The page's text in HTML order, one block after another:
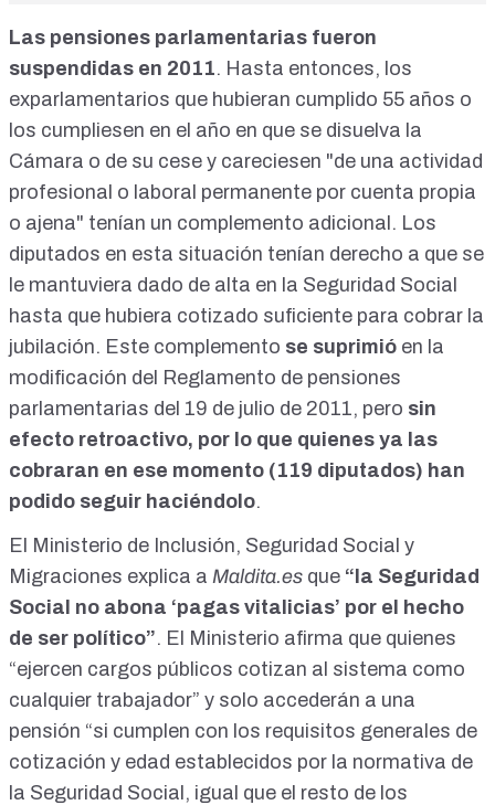
Las pensiones parlamentarias fueron
suspendidas en 2011. Hasta entonces, los
exparlamentarios que hubieran cumplido 55 años o
los cumpliesen en el año en que se disuelva la
Cámara o de su cese y careciesen "de una actividad
profesional o laboral permanente por cuenta propia
o ajena" tenían un complemento adicional. Los
diputados en esta situación tenían derecho a que se
le mantuviera dado de alta en la Seguridad Social
hasta que hubiera cotizado suficiente para cobrar la
jubilación. Este complemento se suprimió en la
modificación del Reglamento de pensiones
parlamentarias del 19 de julio de 2011, pero sin
efecto retroactivo, por lo que quienes ya las
cobraran en ese momento (119 diputados) han
podido seguir haciéndolo.
El Ministerio de Inclusión, Seguridad Social y
Migraciones explica a Maldita.es que “la Seguridad
Social no abona ‘pagas vitalicias’ por el hecho
de ser político”. El Ministerio afirma que quienes
“ejercen cargos públicos cotizan al sistema como
cualquier trabajador” y solo accederán a una
pensión “si cumplen con los requisitos generales de
cotización y edad establecidos por la normativa de
la Seguridad Social, igual que el resto de los